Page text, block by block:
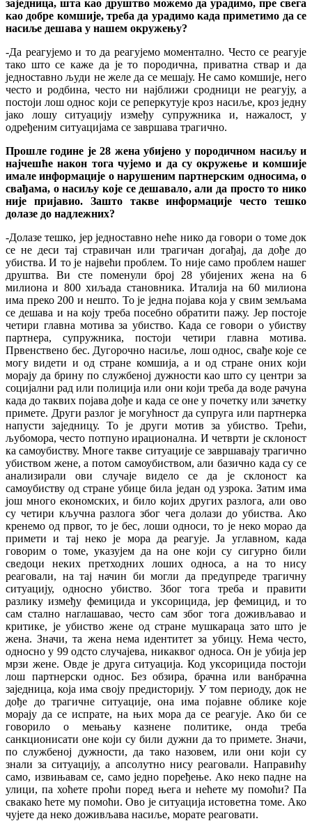
заједница, шта као друштво можемо да урадимо, пре свега
као добре комшије, треба да урадимо када приметимо да се
насиље дешава у нашем окружењу?
-Да реагујемо и то да реагујемо моментално. Често се реагује
тако што се каже да је то породична, приватна ствар и да
једноставно људи не желе да се мешају. Не само комшије, него
често и родбина, често ни најближи сродници не реагују, а
постоји лош однос који се реперкутује кроз насиље, кроз једну
јако лошу ситуацију између супружника и, нажалост, у
одређеним ситуацијама се завршава трагично.
Прошле године је 28 жена убијено у породичном насиљу и
најчешће након тога чујемо и да су окружење и комшије
имале информације о нарушеним партнерским односима, о
свађама, о насиљу које се дешавало, али да просто то нико
није пријавио. Зашто такве информације често тешко
долазе до надлежних?
-Долазе тешко, јер једноставно неће нико да говори о томе док
се не деси тај стравичан или трагичан догађај, да дође до
убиства. И то је највећи проблем. То није само проблем нашег
друштва. Ви сте поменули број 28 убијених жена на 6
милиона и 800 хиљада становника. Италија на 60 милиона
има преко 200 и нешто. То је једна појава која у свим земљама
се дешава и на коју треба посебно обратити пажу. Јер постоје
четири главна мотива за убиство. Када се говори о убиству
партнера, супружника, постоји четири главна мотива.
Првенствено бес. Дугорочно насиље, лош однос, свађе које се
могу видети и од стране комшија, а и од стране оних који
морају да брину по службеној дужности као што су центри за
социјални рад или полиција или они који треба да воде рачуна
када до таквих појава дође и када се оне у почетку или зачетку
примете. Други разлог је могућност да супруга или партнерка
напусти заједницу. То је други мотив за убиство. Трећи,
љубомора, често потпуно ирационална. И четврти је склоност
ка самоубиству. Многе такве ситуације се завршавају трагично
убиством жене, а потом самоубиством, али базично када су се
анализирали ови случаје видело се да је склоност ка
самоубиству од стране убице била један од узрока. Затим има
још много економских, и било којих других разлога, али ово
су четири кључна разлога због чега долази до убиства. Ако
кренемо од првог, то је бес, лоши односи, то је неко морао да
примети и тај неко је мора да реагује. Ја углавном, када
говорим о томе, указујем да на оне који су сигурно били
сведоци неких претходних лоших односа, а на то нису
реаговали, на тај начин би могли да предупреде трагичну
ситуацију, односно убиство. Због тога треба и правити
разлику између фемицида и уксорицида, јер фемицид, и то
сам стално наглашавао, често сам због тога доживљавао и
критике, је убиство жене од стране мушкараца зато што је
жена. Значи, та жена нема идентитет за убицу. Нема често,
односно у 99 одсто случајева, никаквог односа. Он је убија јер
мрзи жене. Овде је друга ситуација. Код уксорицида постоји
лош партнерски однос. Без обзира, брачна или ванбрачна
заједница, која има своју предисторију. У том периоду, док не
дође до трагичне ситуације, она има појавне облике које
морају да се испрате, на њих мора да се реагује. Ако би се
говорило о мењању казнене политике, онда треба
санкционисати оне који су били дужни да то примете. Значи,
по службеној дужности, да тако назовем, или они који су
знали за ситуацију, а апсолутно нису реаговали. Направићу
само, извињавам се, само једно поређење. Ако неко падне на
улици, па хоћете проћи поред њега и нећете му помоћи? Па
свакако ћете му помоћи. Ово је ситуација истоветна томе. Ако
чујете да неко доживљава насиље, морате реаговати.